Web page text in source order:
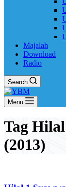
Majalah
Download
Radio
Search
Menu
Tag Hilal
(2013)